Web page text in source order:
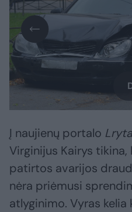
Į naujienų portalo
Virginijus Kairys
patirtos avarijos
nėra priėmusi
atlyginimo. Vyras kelia